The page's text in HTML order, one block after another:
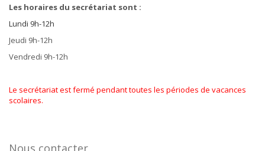
Les horaires du secrétariat sont :
Lundi 9h-12h
Jeudi 9h-12h
Vendredi 9h-12h
Le secrétariat est fermé pendant toutes les périodes de vacances
scolaires.